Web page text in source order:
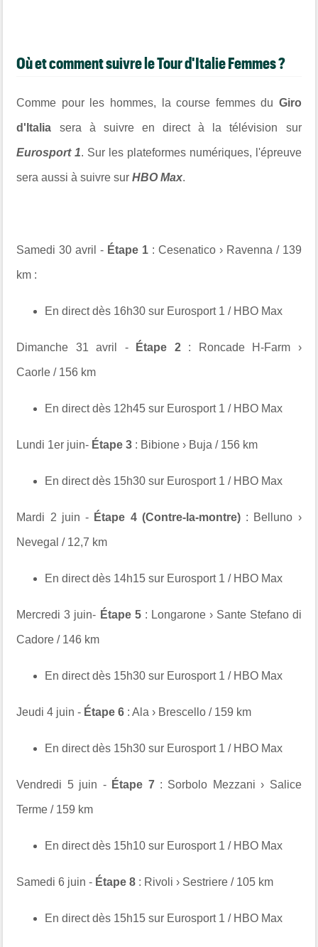
Où et comment suivre le Tour d'Italie Femmes ?
Comme pour les hommes, la course femmes du Giro
d'Italia sera à suivre en direct à la télévision sur
Eurosport 1. Sur les plateformes numériques, l'épreuve
sera aussi à suivre surHBO Max.
Samedi 30 avril - Étape 1 : Cesenatico › Ravenna / 139
km :
En direct dès 16h30 sur Eurosport 1 / HBO Max
Dimanche 31 avril - Étape 2: Roncade H-Farm ›
Caorle / 156 km
En direct dès 12h45 sur Eurosport 1 / HBO Max
Lundi 1er juin- Étape 3 : Bibione › Buja / 156 km
En direct dès 15h30 sur Eurosport 1 / HBO Max
Mardi 2 juin - Étape 4 (Contre-la-montre): Belluno ›
Nevegal / 12,7 km
En direct dès 14h15 sur Eurosport 1 / HBO Max
Mercredi 3 juin- Étape 5: Longarone › Sante Stefano di
Cadore / 146 km
En direct dès 15h30 sur Eurosport 1 / HBO Max
Jeudi 4 juin - Étape 6 : Ala › Brescello / 159 km
En direct dès 15h30 sur Eurosport 1 / HBO Max
Vendredi 5 juin - Étape 7: Sorbolo Mezzani › Salice
Terme / 159 km
En direct dès 15h10 sur Eurosport 1 / HBO Max
Samedi 6 juin - Étape 8 : Rivoli › Sestriere / 105 km
En direct dès 15h15 sur Eurosport 1 / HBO Max